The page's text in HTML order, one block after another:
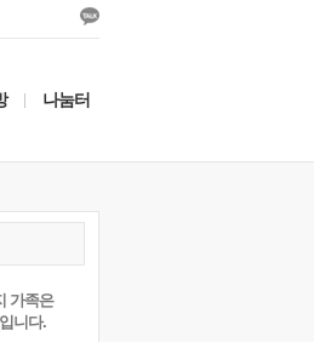
나눔터
가족은
입니다.